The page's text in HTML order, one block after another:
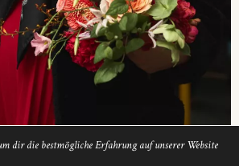
dir die bestmögliche Erfahrung auf unserer Website